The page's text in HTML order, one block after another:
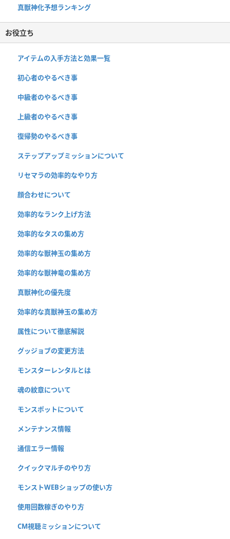
真獣神化予想ランキング
お役立ち
アイテムの入手方法と効果一覧
初心者のやるべき事
中級者のやるべき事
上級者のやるべき事
復帰勢のやるべき事
ステップアップミッションについて
リセマラの効率的なやり方
顔合わせについて
効率的なランク上げ方法
効率的なタスの集め方
効率的な獣神玉の集め方
効率的な獣神竜の集め方
真獣神化の優先度
効率的な真獣神玉の集め方
属性について徹底解説
グッジョブの変更方法
モンスターレンタルとは
魂の紋章について
モンスポットについて
メンテナンス情報
通信エラー情報
クイックマルチのやり方
モンストWEBショップの使い方
使用回数稼ぎのやり方
CM視聴ミッションについて